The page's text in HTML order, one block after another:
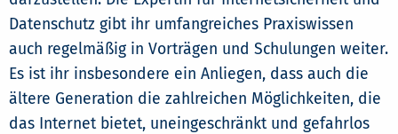
Datenschutz gibt ihr umfangreiches Praxiswissen
auch regelmäßig in Vorträgen und Schulungen weiter.
Es ist ihr insbesondere ein Anliegen, dass auch die
ältere Generation die zahlreichen Möglichkeiten, die
das Internet bietet, uneingeschränkt und gefahrlos